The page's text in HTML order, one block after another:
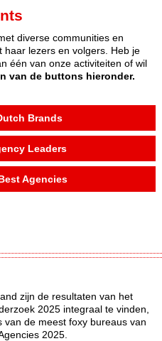
diverse communities en
haar lezers en volgers. Heb je
één van onze activiteiten of wil
van de buttons hieronder.
Brands
Leaders
Agencies
zijn de resultaten van het
2025 integraal te vinden,
de meest foxy bureaus van
2025.